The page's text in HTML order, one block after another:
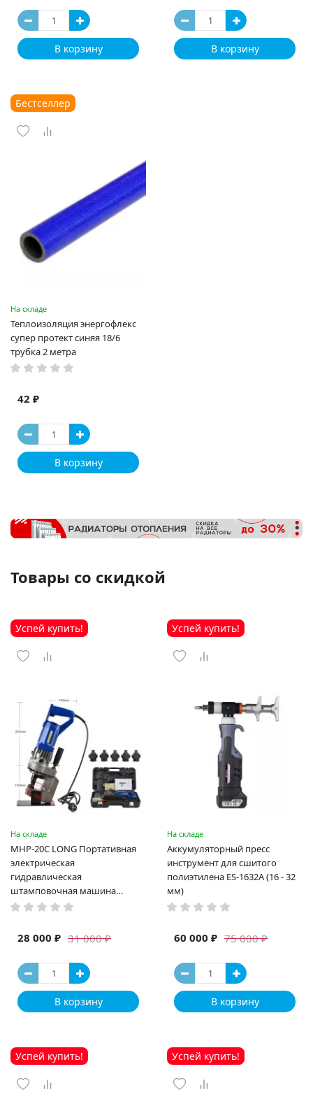
В корзину В корзину
Бестселлер
На складе
Теплоизоляция энергофлекс
супер протект синяя 18/6
трубка 2 метра
42 ₽
В корзину
Товары со скидкой
Успей купить!
На складе
MHP-20C LONG Портативная
электрическая
гидравлическая
штамповочная машина
высокая мощность и мощный
машина
31 000 ₽
28 000 ₽
В корзину
Успей купить!
На складе
Аккумуляторный пресс
инструмент для сшитого
полиэтилена ES-1632A (16 - 32
мм)
75 000 ₽
60 000 ₽
В корзину
Успей купить! Успей купить!